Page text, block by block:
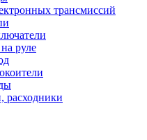
трансмиссий
руле
расходники